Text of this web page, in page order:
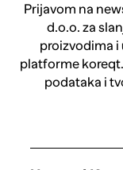
Prijavom na
d.o.o. za
proizvodima
platforme
podataka i